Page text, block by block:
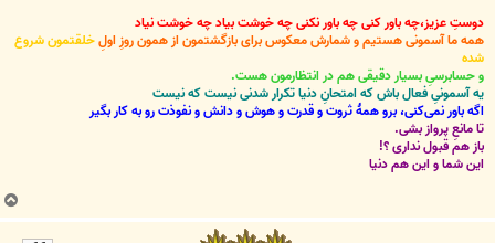
دوستِ عزیز،چه باور کنی چه باور نکنی چه خوشت بیاد چه خوشت نیاد
همه ما آسمونی هستیم و شمارش معکوس برای بازگشتمون از همون روزِ اولِخلقتمون شروع
شده
و حسابرسیِ بسیار دقیقی هم در انتظارمون هست.
یه آسمونیِ فعال باش که امتحانِ دنیا تکرار شدنی نیست که نیست
اگه باور نمی‌کنی، برو همۀ ثروت و قدرت و هوش و دانش و نفوذت رو به کار بگیر
تا مانعِ پرواز بشی.
باز هم قبول نداری ؟!
این شما و این هم دنیا
ب
ا